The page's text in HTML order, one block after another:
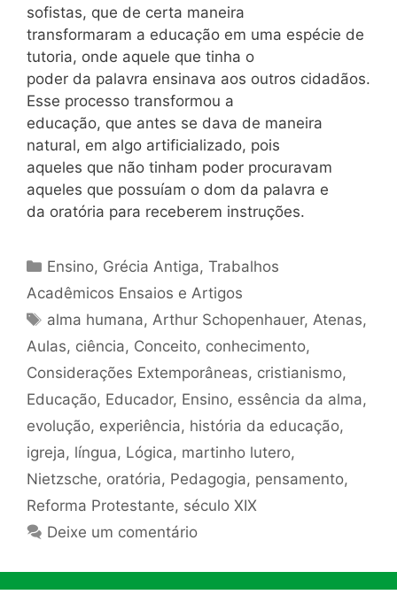
sofistas, que de certa maneira
transformaram a educação em uma espécie de
tutoria, onde aquele que tinha o
poder da palavra ensinava aos outros cidadãos.
Esse processo transformou a
educação, que antes se dava de maneira
natural, em algo artificializado, pois
aqueles que não tinham poder procuravam
aqueles que possuíam o dom da palavra e
da oratória para receberem instruções.
Categorias
Ensino, Grécia Antiga,Trabalhos
Acadêmicos Ensaios e Artigos
Tags
alma humana,Arthur Schopenhauer,Atenas,
Aulas, ciência, Conceito, conhecimento,
Considerações Extemporâneas, cristianismo,
Educação, Educador, Ensino, essência da alma,
evolução, experiência, história da educação,
igreja, língua, Lógica, martinho lutero,
Nietzsche, oratória, Pedagogia, pensamento,
Reforma Protestante, século XIX
Deixe um comentário